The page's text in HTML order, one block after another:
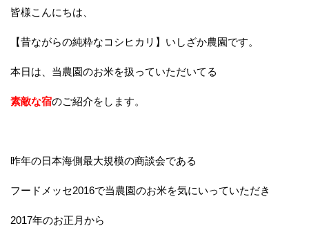
皆様こんにちは、
【昔ながらの純粋なコシヒカリ】いしざか農園です。
本日は、当農園のお米を扱っていただいてる
素敵な宿のご紹介をします。
昨年の日本海側最大規模の商談会である
フードメッセ2016で当農園のお米を気にいっていただき
2017年のお正月から